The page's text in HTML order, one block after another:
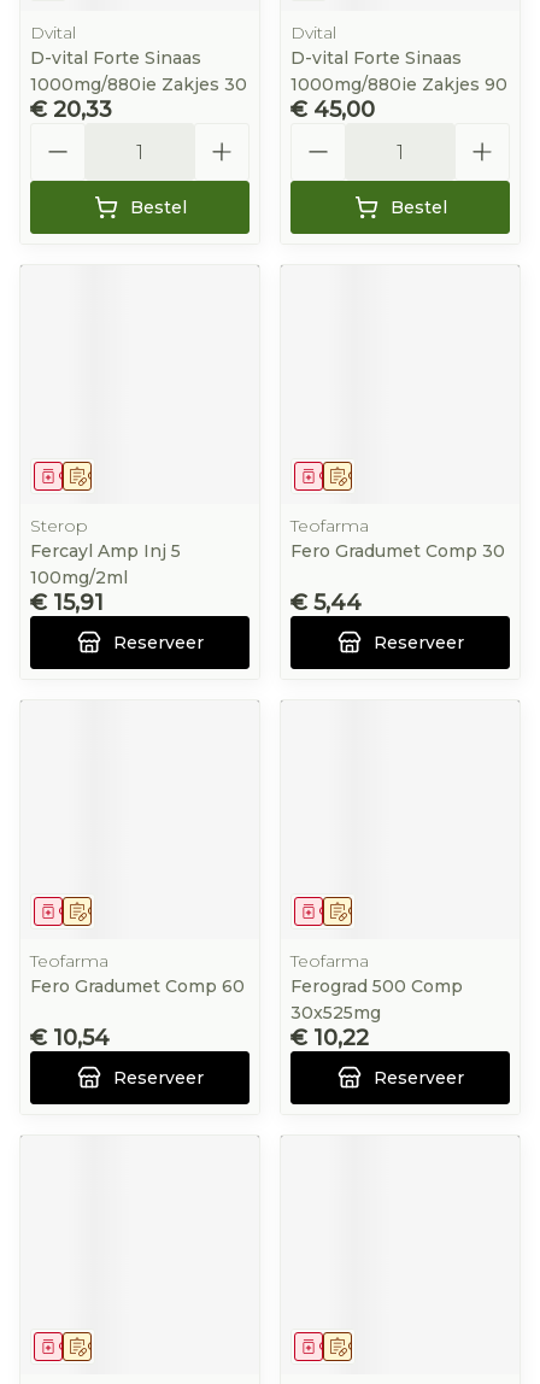
Dvital
D-vital Forte Sinaas
1000mg/880ie Zakjes 30
€ 20,33
Bestel
Dvital
D-vital Forte Sinaas
1000mg/880ie Zakjes 90
€ 45,00
Bestel
Op voorschrift
Geneesmiddel
Sterop
Fercayl Amp Inj 5
100mg/2ml
€ 15,91
Reserveer
Op voorschrift
Geneesmiddel
Teofarma
Fero Gradumet Comp 30
€ 5,44
Reserveer
Op voorschrift
Geneesmiddel
Teofarma
Fero Gradumet Comp 60
€ 10,54
Reserveer
Op voorschrift
Geneesmiddel
Teofarma
Ferograd 500 Comp
30x525mg
€ 10,22
Reserveer
Op voorschrift
Geneesmiddel Op voorschrift
Geneesmiddel